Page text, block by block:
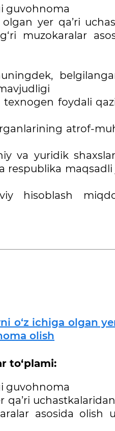
guvohnoma
yer qa’ri
muzokaralar
foydali
atrof-
va yuridik
respublika
hisoblash
o‘z ichiga olgan
olish
to‘plami:
guvohnoma
qa’ri
asosida olish